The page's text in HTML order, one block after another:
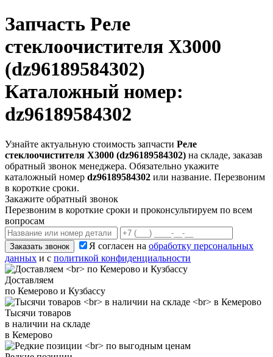
Запчасть Реле
стеклоочистителя X3000
(dz96189584302)
Каталожный номер:
dz96189584302
Узнайте актуальную стоимость запчасти Реле
стеклоочистителя X3000 (dz96189584302) на складе, заказав
обратный звонок менеджера. Обязательно укажите
каталожный номер dz96189584302 или название. Перезвоним
в короткие сроки.
Закажите обратный звонок
Перезвоним в короткие сроки и проконсультируем по всем
вопросам
Заказать звонок Я согласен на обработку персональных
данных и с политикой конфиденциальности
Доставляем
по Кемерово и Кузбассу
Тысячи товаров
в наличии на складе
в Кемерово